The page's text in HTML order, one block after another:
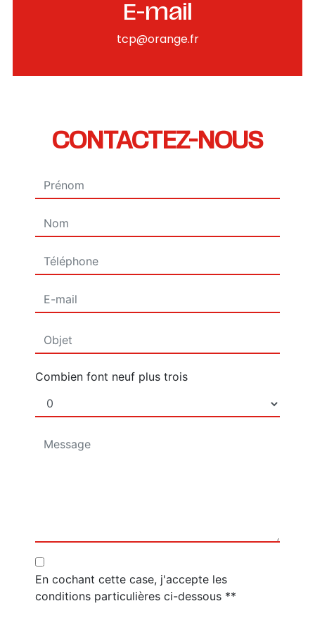
E-mail
tcp@orange.fr
CONTACTEZ-NOUS
Combien font neuf plus trois
En cochant cette case, j'accepte les
conditions particulières ci-dessous **